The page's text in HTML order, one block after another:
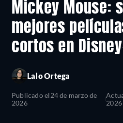
Mickey Mouse:
mejores
cortos en
Lalo Ortega
Publicado el24 de marzo de
2026
2026